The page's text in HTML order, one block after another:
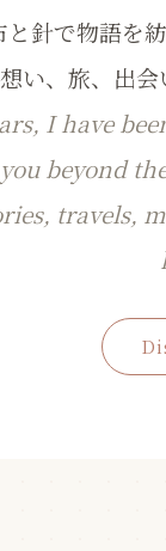
針で物語を
い、旅、出会
I have
beyond
travels,